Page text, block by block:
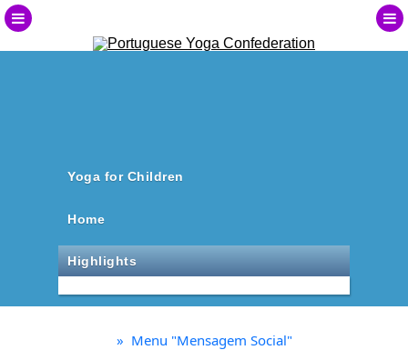
Yoga for Children
Home
Highlights
» Menu "Mensagem Social"